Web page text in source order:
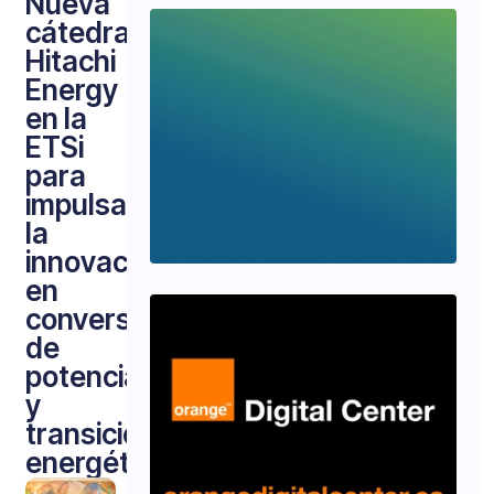
cátedra
Hitachi
Energy
en la
ETSi
para
impulsar
la
innovación
en
conversión
de
potencia
y
transición
energética